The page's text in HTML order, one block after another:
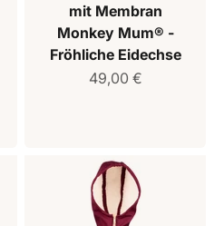
mit Membran
Monkey Mum® -
Fröhliche Eidechse
Verkaufspreis
49,00 €